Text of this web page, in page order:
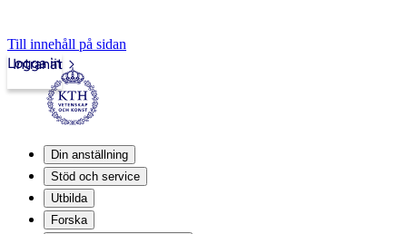
Till innehåll på sidan
Intranät
Logga in
Din anställning
Stöd och service
Utbilda
Forska